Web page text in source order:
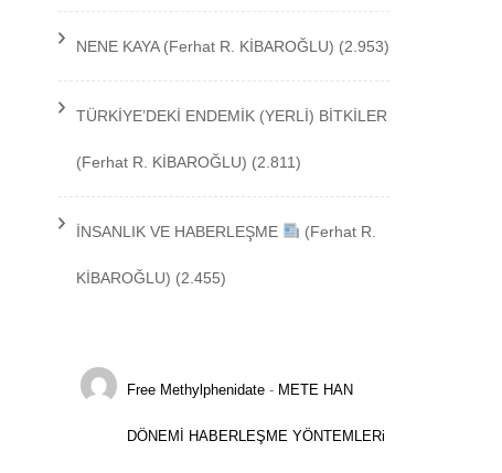
NENE KAYA (Ferhat R. KİBAROĞLU) (2.953)
TÜRKİYE’DEKİ ENDEMİK (YERLİ) BİTKİLER
(Ferhat R. KİBAROĞLU) (2.811)
İNSANLIK VE HABERLEŞME (Ferhat R.
KİBAROĞLU) (2.455)
Free Methylphenidate - METE HAN
DÖNEMİ HABERLEŞME YÖNTEMLERi